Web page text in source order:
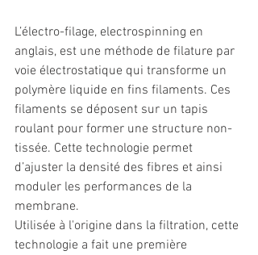
L’électro-filage, electrospinning en
anglais, est une méthode de filature par
voie électrostatique qui transforme un
polymère liquide en fins filaments. Ces
filaments se déposent sur un tapis
roulant pour former une structure non-
tissée. Cette technologie permet
d’ajuster la densité des fibres et ainsi
moduler les performances de la
membrane.
Utilisée à l'origine dans la filtration, cette
technologie a fait une première